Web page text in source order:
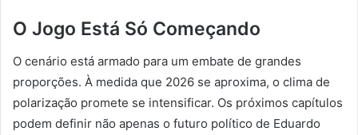
O Jogo Está Só Começando
O cenário está armado para um embate de grandes
proporções. À medida que 2026 se aproxima, o clima de
polarização promete se intensificar. Os próximos capítulos
podem definir não apenas o futuro político de Eduardo